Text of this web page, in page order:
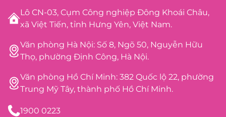
Lô CN-03, Cụm Công nghiệp Đông Khoái Châu,
xã Việt Tiến, tỉnh Hưng Yên, Việt Nam.
Văn phòng Hà Nội: Số 8, Ngõ 50, Nguyễn Hữu
Thọ, phường Định Công, Hà Nội.
Văn phòng Hồ Chí Minh: 382 Quốc lộ 22, phường
Trung Mỹ Tây, thành phố Hồ Chí Minh.
1900 0223